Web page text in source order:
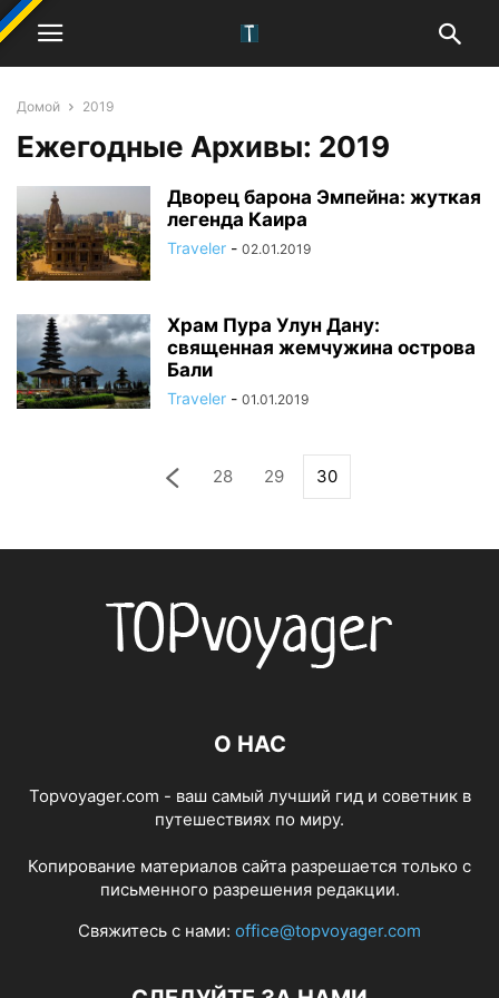
Домой 2019
Ежегодные Архивы: 2019
Дворец барона Эмпейна: жуткая
легенда Каира
Traveler - 02.01.2019
Храм Пура Улун Дану:
священная жемчужина острова
Бали
Traveler - 01.01.2019
28 29 30
О НАС
Topvoyager.com - ваш самый лучший гид и советник в
путешествиях по миру.
Копирование материалов сайта разрешается только с
письменного разрешения редакции.
Свяжитесь с нами: office@topvoyager.com